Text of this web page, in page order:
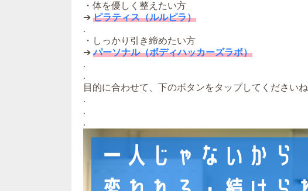
・体を優しく整えたい方
➔ ピラティス（ルルピラ）
.
・しっかり引き締めたい方
➔パーソナル（ボディハッカーズラボ）
.
.
目的に合わせて、下のボタンをタップしてくださいね
.
.
.